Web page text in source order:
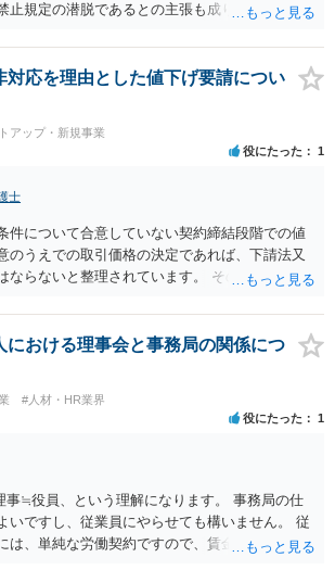
止規定の潜脱であるとの主張も成り立ち得るも
もあります。 基本的には、A、B社間で覚書を締
ていただいた方が宜しいかと存じます。 ②本掲
る掲示板となりますので、法的な観点に限定し
とも、貴社がスキームの決定をA社と共同して
事後的に違約金の一部について求償請求を受ける
せん。 そのため、仮に当該スキームを実施する
スク（違約金を請求されるリスク）を負担して
ころも一つのポイントになろうかと存じます。
対応を理由とした値下げ要請につい
アップ・新規事業
役にたった 1
士
件について合意していない契約締結段階での値
のうえでの取引価格の決定であれば、下請法又
ならないと整理されています。 そのため、先方
仕入先が負担すべき部分。）について、契約締
請をすること自体は直ちにこれらの法律に違反
われます。 一方で、諸経費等に照らし著しく低
反や優越的地位の濫用として独占禁止法違反と
ので、ベースとしては、上記の差額を念頭に置
経費の支払なども加味して、価格交渉を行うと
公正取引委員会「免税事業者及びその取引先の
応に関するQ&A」 https://www.jftc.go.jp/dk/guid
における理事会と事務局の関係につ
#人材・HR業界
役にたった 1
≒役員、という理解になります。 事務局の仕
いですし、従業員にやらせても構いません。 従
は、単純な労働契約ですので、賃金や労働条件